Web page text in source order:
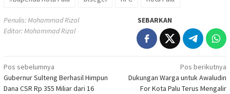
Penulis: Mohammad Rizal
Editor: Mohammad Rizal
SEBARKAN
Navigasi
pos
Pos sebelumnya
Gubernur Sulteng Berhasil Himpun
Dana CSR Rp 355 Miliar dari 16
Pos berikutnya
Dukungan Warga untuk Awaludin
For Kota Palu Terus Mengalir